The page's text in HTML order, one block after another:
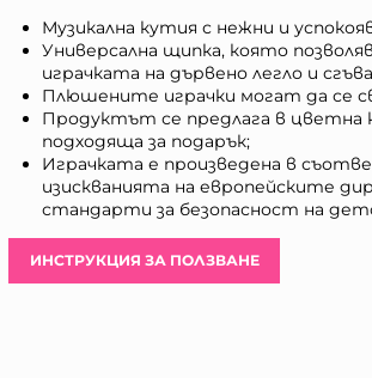
Музикална кутия с нежни и
Универсална щипка, която
играчката на дървено легло и
Плюшените играчки могат да се
Продуктът се предлага в цветна
подходяща за подарък;
Играчката е произведена в
изискванията на европейските
стандарти за безопасност на
ИНСТРУКЦИЯ ЗА ПОЛЗВАНЕ